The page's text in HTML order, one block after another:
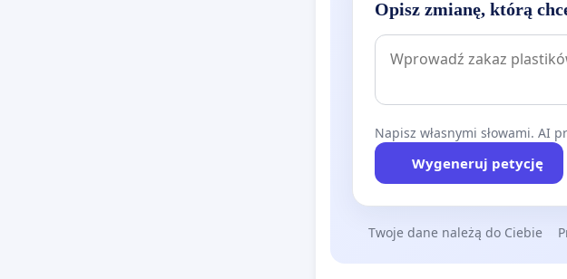
Opisz zmianę, którą
Napisz własnymi słowami. AI
Wygeneruj petycję
Twoje dane należą do Ciebie